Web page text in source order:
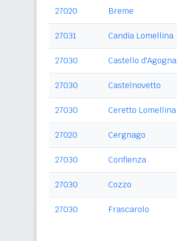
27020 Breme
27031 Candia Lomellina
27030 Castello d'Agogna
27030 Castelnovetto
27030 Ceretto Lomellina
27020 Cergnago
27030 Confienza
27030 Cozzo
27030 Frascarolo